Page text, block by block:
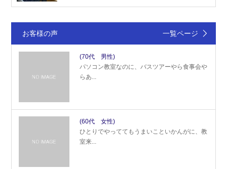
お客様の声 一覧ページ
(70代 男性)
パソコン教室なのに、バスツアーやら食事会や
らあ...
(60代 女性)
ひとりでやっててもうまいこといかんがに、教
室来...